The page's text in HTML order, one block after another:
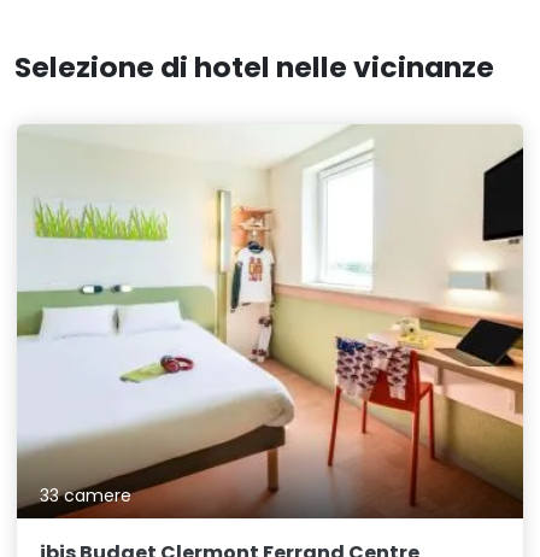
Selezione di hotel nelle vicinanze
33 camere